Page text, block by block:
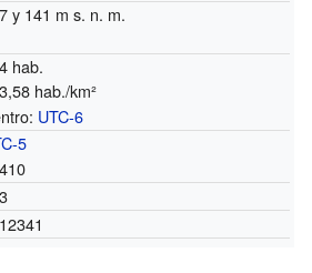
y 141 m s. n. m.
hab.
hab./km²
UTC-6
5